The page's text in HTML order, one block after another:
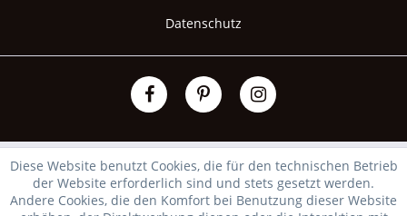
Datenschutz
Diese Website benutzt Cookies, die für den technischen Betrieb
der Website erforderlich sind und stets gesetzt werden.
Andere Cookies, die den Komfort bei Benutzung dieser Website